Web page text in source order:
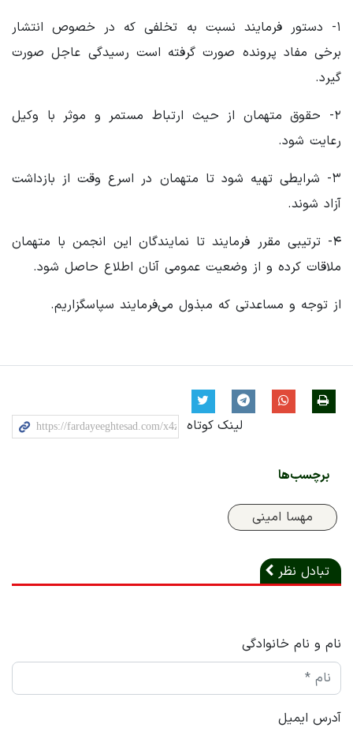
۱- دستور فرمایند نسبت به تخلفی که در خصوص انتشار
برخی مفاد پرونده صورت گرفته است رسیدگی عاجل صورت
گیرد.
۲- حقوق متهمان از حیث ارتباط مستمر و موثر با وکیل
رعایت شود.
۳- شرایطی تهیه شود تا متهمان در اسرع وقت از بازداشت
آزاد شوند.
۴- ترتیبی مقرر فرمایند تا نمایندگان این انجمن با متهمان
ملاقات کرده و از وضعیت عمومی آنان اطلاع حاصل شود.
از توجه و مساعدتی که مبذول می‌فرمایند سپاسگزاریم.
لینک کوتاه
برچسب‌ها
مهسا امینی
تبادل نظر
نام و نام خانوادگی
آدرس ایمیل